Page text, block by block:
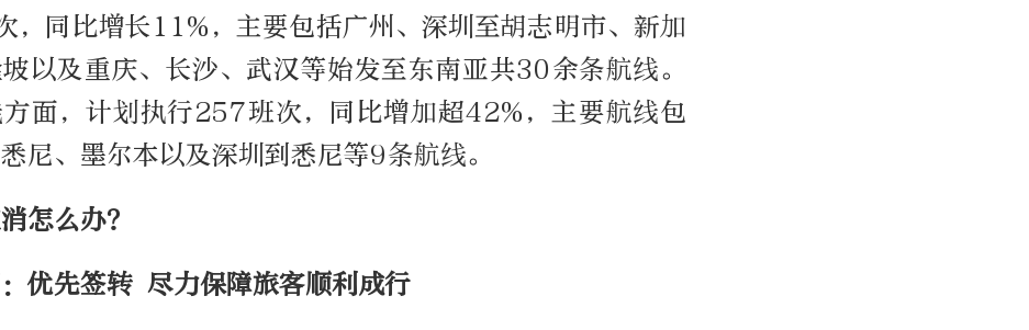
，同比增长11%，主要包括广州、深圳至胡志明市、新加
以及重庆、长沙、武汉等始发至东南亚共30余条航线。
面，计划执行257班次，同比增加超42%，主要航线包
尼、墨尔本以及深圳到悉尼等9条航线。
怎么办？
优先签转 尽力保障旅客顺利成行